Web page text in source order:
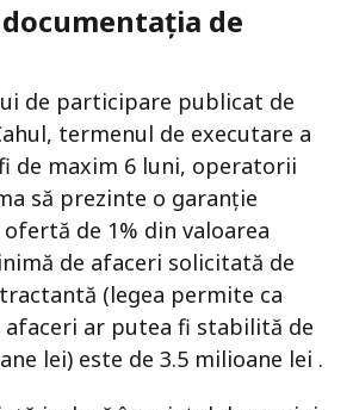
de
de participare publicat de
termenul de executare a
de maxim 6 luni, operatorii
să prezinte o garanție
de 1% din valoarea
de afaceri solicitată de
(legea permite ca
ar putea fi stabilită de
lei) este de 3.5 milioane lei .